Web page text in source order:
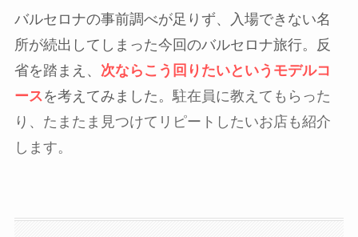
バルセロナの事前調べが足りず、入場できない名
所が続出してしまった今回のバルセロナ旅行。反
省を踏まえ、 次ならこう回りたいというモデルコ
ースを考えてみました。駐在員に教えてもらった
り、たまたま見つけてリピートしたいお店も紹介
します。